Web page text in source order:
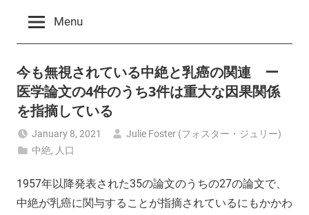
Menu
今も無視されている中絶と乳癌の関連 ー
医学論文の4件のうち3件は重大な因果関係
を指摘している
January 8, 2021
Julie Foster (フォスター・ジュリー)
中絶, 人口
1957年以降発表された35の論文のうちの27の論文で、
中絶が乳癌に関与することが指摘されているにもかかわ